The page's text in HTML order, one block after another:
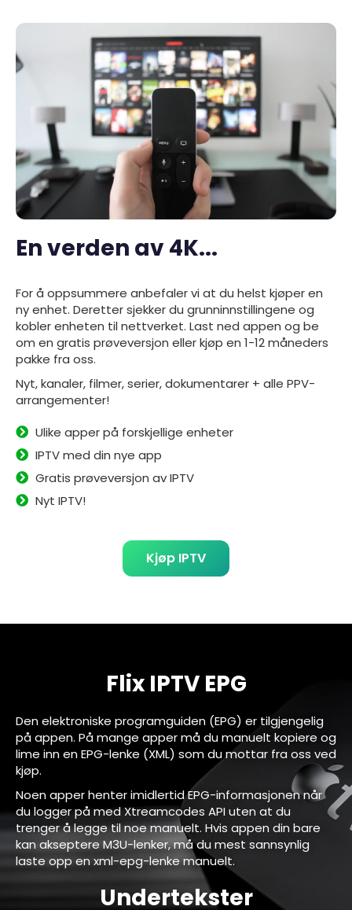
En verden av 4K...
For å oppsummere anbefaler vi at du helst kjøper en
ny enhet. Deretter sjekker du grunninnstillingene og
kobler enheten til nettverket. Last ned appen og be
om en gratis prøveversjon eller kjøp en 1-12 måneders
pakke fra oss.
Nyt, kanaler, filmer, serier, dokumentarer + alle PPV-
arrangementer!
Ulike apper på forskjellige enheter
IPTV med din nye app
Gratis prøveversjon av IPTV
Nyt IPTV!
Kjøp IPTV
Flix IPTV EPG
Den elektroniske programguiden (EPG) er tilgjengelig
på appen. På mange apper må du manuelt kopiere og
lime inn en EPG-lenke (XML) som du mottar fra oss ved
kjøp.
Noen apper henter imidlertid EPG-informasjonen når
du logger på med Xtreamcodes API uten at du
trenger å legge til noe manuelt. Hvis appen din bare
kan akseptere M3U-lenker, må du mest sannsynlig
laste opp en xml-epg-lenke manuelt.
Undertekster